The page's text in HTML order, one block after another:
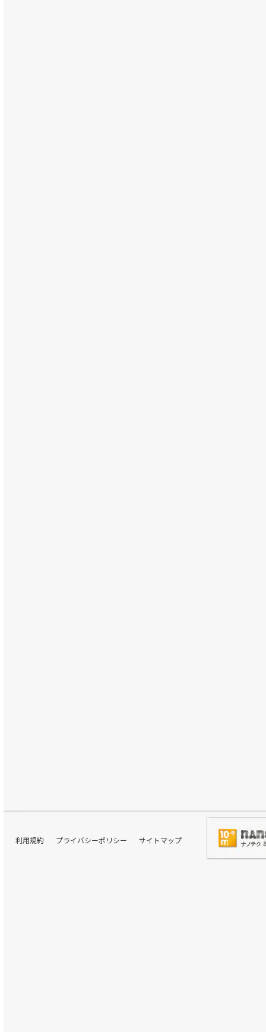
利用規約 プライバシーポリシー サイトマップ